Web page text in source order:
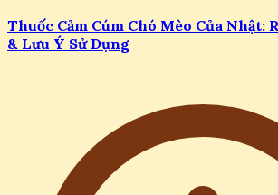
Thuốc Cảm Cúm Chó Mèo Của Nhật:
& Lưu Ý Sử Dụng